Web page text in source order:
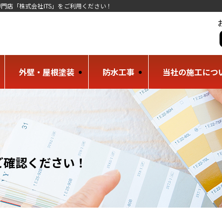
店「株式会社ITS」をご利用ください！
外壁・屋根塗装 防水工事 当社の施工につ
認ください！